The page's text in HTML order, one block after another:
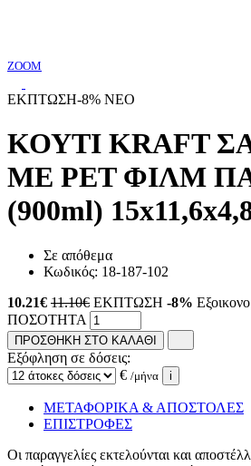
ZOOM
ΕΚΠΤΩΣΗ-8% NEO
ΚΟΥΤΙ KRAFT
ΜΕ PET ΦΙΛΜ
(900ml)
Σε απόθεμα
Κωδικός: 18-187-102
10.21€ 11.10€ ΕΚΠΤΩΣΗ -8%
ΠΟΣΟΤΗΤΑ
ΠΡΟΣΘΗΚΗ ΣΤΟ ΚΑΛΑΘΙ
Εξόφληση σε δόσεις:
€ /μήνα i
ΜΕΤΑΦΟΡΙΚΑ & ΑΠΟΣΤΟΛΕΣ
ΕΠΙΣΤΡΟΦΕΣ
Οι παραγγελίες εκτελούνται και